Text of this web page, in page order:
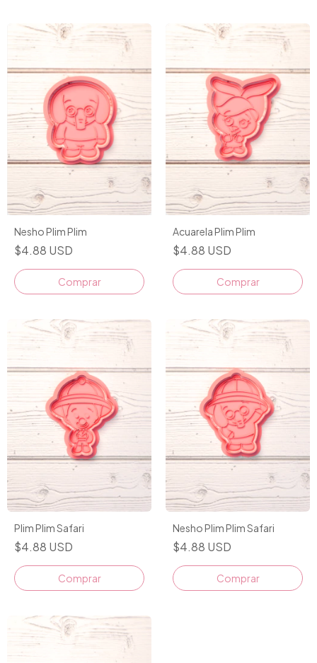
Nesho Plim Plim
$4.88 USD
Comprar
Acuarela Plim Plim
$4.88 USD
Comprar
Plim Plim Safari
$4.88 USD
Comprar
Nesho Plim Plim Safari
$4.88 USD
Comprar